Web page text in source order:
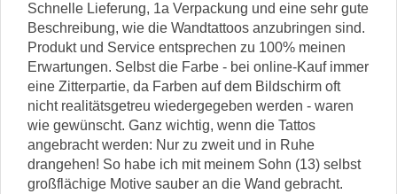
Schnelle Lieferung, 1a Verpackung und eine sehr gute
Beschreibung, wie die Wandtattoos anzubringen sind.
Produkt und Service entsprechen zu 100% meinen
Erwartungen. Selbst die Farbe - bei online-Kauf immer
eine Zitterpartie, da Farben auf dem Bildschirm oft
nicht realitätsgetreu wiedergegeben werden - waren
wie gewünscht. Ganz wichtig, wenn die Tattos
angebracht werden: Nur zu zweit und in Ruhe
drangehen! So habe ich mit meinem Sohn (13) selbst
großflächige Motive sauber an die Wand gebracht.